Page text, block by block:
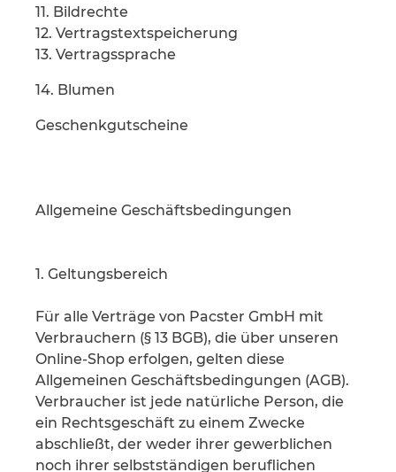
11. Bildrechte
12. Vertragstextspeicherung
13. Vertragssprache
14. Blumen
Geschenkgutscheine
Allgemeine Geschäftsbedingungen
1. Geltungsbereich
Für alle Verträge von Pacster GmbH mit
Verbrauchern (§ 13 BGB), die über unseren
Online-Shop erfolgen, gelten diese
Allgemeinen Geschäftsbedingungen (AGB).
Verbraucher ist jede natürliche Person, die
ein Rechtsgeschäft zu einem Zwecke
abschließt, der weder ihrer gewerblichen
noch ihrer selbstständigen beruflichen